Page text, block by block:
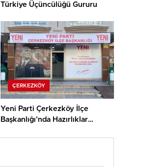
Türkiye Üçüncülüğü Gururu
ÇERKEZKÖY
Yeni Parti Çerkezköy İlçe
Başkanlığı’nda Hazırlıklar